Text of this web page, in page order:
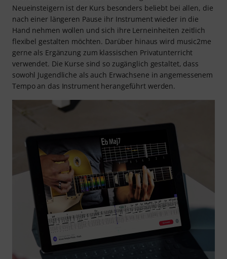
Neueinsteigern ist der Kurs besonders beliebt bei allen, die
nach einer längeren Pause ihr Instrument wieder in die
Hand nehmen wollen und sich ihre Lerneinheiten zeitlich
flexibel gestalten möchten. Darüber hinaus wird music2me
gerne als Ergänzung zum klassischen Privatunterricht
verwendet. Die Kurse sind so zugänglich gestaltet, dass
sowohl Jugendliche als auch Erwachsene in angemessenem
Tempo an das Instrument herangeführt werden.